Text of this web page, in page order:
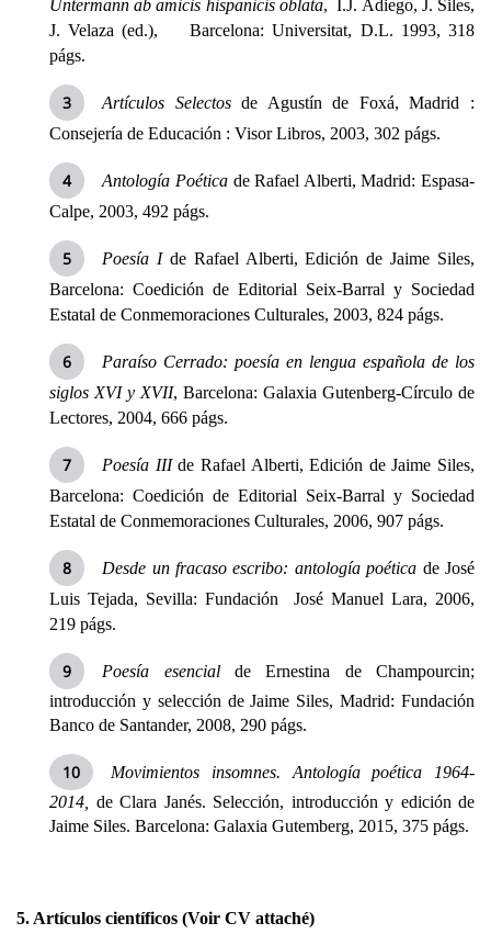
Untermann ab amicis hispanicis oblata, I.J. Adiego, J. Siles,
J. Velaza (ed.), Barcelona: Universitat, D.L. 1993, 318
págs.
Artículos Selectosde Agustín de Foxá, Madrid :
Consejería de Educación : Visor Libros, 2003, 302 págs.
Antología Poéticade Rafael Alberti, Madrid: Espasa-
Calpe, 2003, 492 págs.
Poesía Ide Rafael Alberti, Edición de Jaime Siles,
Barcelona: Coedición de Editorial Seix-Barral y Sociedad
Estatal de Conmemoraciones Culturales, 2003, 824 págs.
Paraíso Cerrado: poesía en lengua española de los
siglos XVI y XVII, Barcelona: Galaxia Gutenberg-Círculo de
Lectores, 2004, 666 págs.
Poesía IIIde Rafael Alberti, Edición de Jaime Siles,
Barcelona: Coedición de Editorial Seix-Barral y Sociedad
Estatal de Conmemoraciones Culturales, 2006, 907 págs.
Desde un fracaso escribo: antología poética de José
Luis Tejada, Sevilla: Fundación José Manuel Lara, 2006,
219 págs.
Poesía esencialde Ernestina de Champourcin;
introducción y selección de Jaime Siles, Madrid: Fundación
Banco de Santander, 2008, 290 págs.
Movimientos insomnes. Antología poética 1964-
2014, de Clara Janés. Selección, introducción y edición de
Jaime Siles. Barcelona: Galaxia Gutemberg, 2015, 375 págs.
5. Artículos científicos (Voir CV attaché)